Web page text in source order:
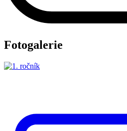
Fotogalerie